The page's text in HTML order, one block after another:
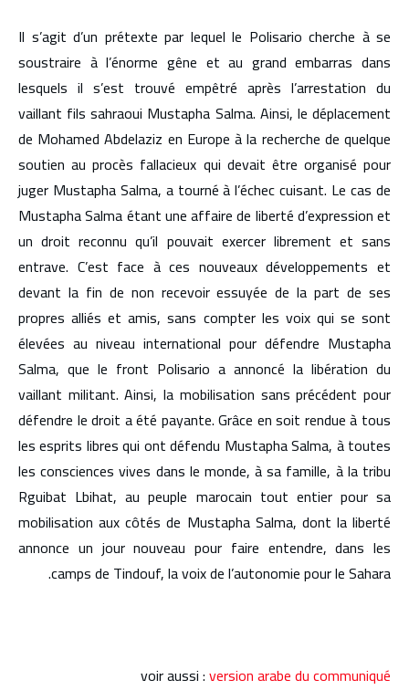
Il s’agit d’un prétexte par lequel le Polisario cherche à se
soustraire à l’énorme gêne et au grand embarras dans
lesquels il s’est trouvé empêtré après l’arrestation du
vaillant fils sahraoui Mustapha Salma. Ainsi, le déplacement
de Mohamed Abdelaziz en Europe à la recherche de quelque
soutien au procès fallacieux qui devait être organisé pour
juger Mustapha Salma, a tourné à l’échec cuisant. Le cas de
Mustapha Salma étant une affaire de liberté d’expression et
un droit reconnu qu’il pouvait exercer librement et sans
entrave. C’est face à ces nouveaux développements et
devant la fin de non recevoir essuyée de la part de ses
propres alliés et amis, sans compter les voix qui se sont
élevées au niveau international pour défendre Mustapha
Salma, que le front Polisario a annoncé la libération du
vaillant militant. Ainsi, la mobilisation sans précédent pour
défendre le droit a été payante. Grâce en soit rendue à tous
les esprits libres qui ont défendu Mustapha Salma, à toutes
les consciences vives dans le monde, à sa famille, à la tribu
Rguibat Lbihat, au peuple marocain tout entier pour sa
mobilisation aux côtés de Mustapha Salma, dont la liberté
annonce un jour nouveau pour faire entendre, dans les
camps de Tindouf, la voix de l’autonomie pour le Sahara.
voir aussi :version arabe du communiqué